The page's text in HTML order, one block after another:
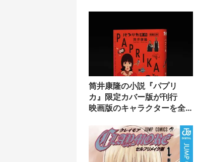
筒井康隆の小説『パプリ
カ』限定カバー版が刊行
映画版のキャラクターを全